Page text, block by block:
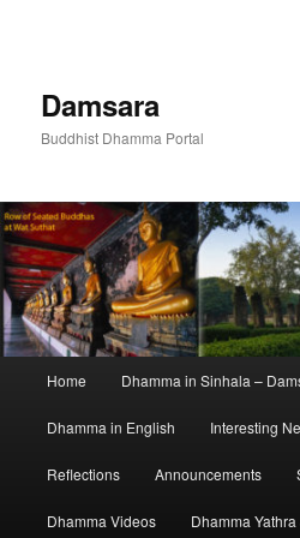
Damsara
Buddhist Dhamma Portal
Home Dhamma in Sinhala –
Dhamma in English Interesting
Reflections Announcements
Dhamma Videos Dhamma